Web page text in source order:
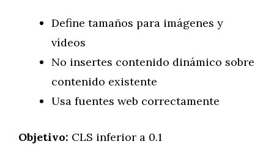
Define tamaños para imágenes y
vídeos
No insertes contenido dinámico sobre
contenido existente
Usa fuentes web correctamente
Objetivo: CLS inferior a 0.1